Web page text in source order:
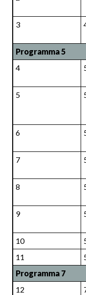
3
Programma 5
4
5
6
7
8
9
10
11
Programma 7
12